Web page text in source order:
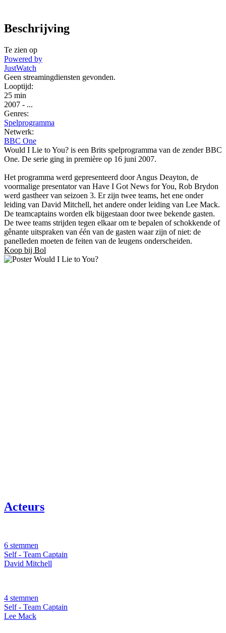
Beschrijving
Te zien op
Powered by
JustWatch
Geen streamingdiensten gevonden.
Looptijd:
25 min
2007 - ...
Genres:
Spelprogramma
Netwerk:
BBC One
Would I Lie to You? is een Brits spelprogramma van de zender BBC
One. De serie ging in première op 16 juni 2007.
Het programma werd gepresenteerd door Angus Deayton, de
voormalige presentator van Have I Got News for You, Rob Brydon
werd gastheer van seizoen 3. Er zijn twee teams, het ene onder
leiding van David Mitchell, het andere onder leiding van Lee Mack.
De teamcaptains worden elk bijgestaan door twee bekende gasten.
De twee teams strijden tegen elkaar om te bepalen of schokkende of
gênante uitspraken van één van de gasten waar zijn of niet: de
panelleden moeten de feiten van de leugens onderscheiden.
Koop bij Bol
Acteurs
6 stemmen
Self - Team Captain
David Mitchell
4 stemmen
Self - Team Captain
Lee Mack